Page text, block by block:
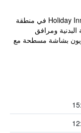
يقع Holiday Inn Express & Suites - Gatineau - Ottawa في منطقة
البدنية ومرافق
بشاشة مسطحة مع